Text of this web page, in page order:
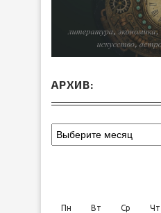
АРХИВ:
Пн Вт Ср Чт